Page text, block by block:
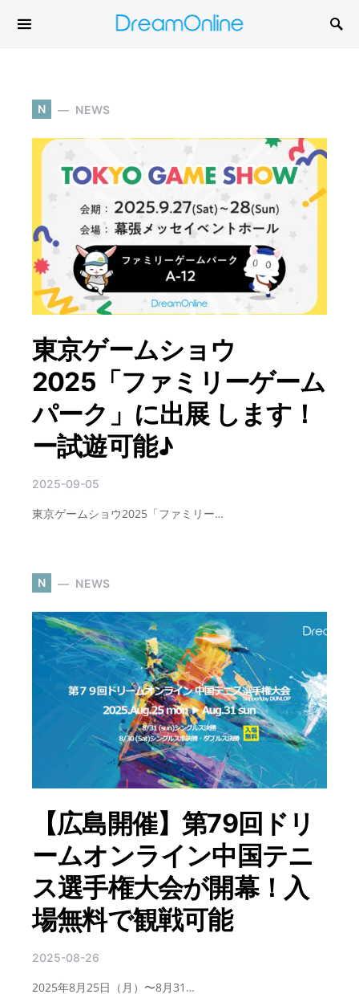
N NEWS
東京ゲームショウ
2025「ファミリーゲーム
パーク」に出展 します！
ー試遊可能♪
2025-09-05
東京ゲームショウ2025「ファミリー…
N NEWS
【広島開催】第79回ドリ
ームオンライン中国テニ
ス選手権大会が開幕！入
場無料で観戦可能
2025-08-26
2025年8月25日（月）〜8月31…